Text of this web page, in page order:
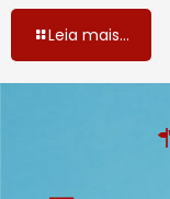
Leia mais...